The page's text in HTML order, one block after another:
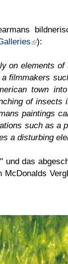
):
on elements
filmmakers
town
of insects
paintings
such as a
a disturbing
und das
McDonalds